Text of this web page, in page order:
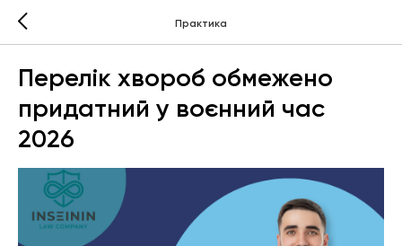
Практика
Перелік хвороб обмежено
придатний у воєнний час
2026